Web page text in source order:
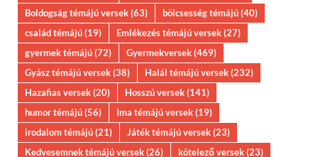
Boldogság témájú versek(63) bölcsesség témájú(40)
család témájú(19) Emlékezés témájú versek(27)
gyermek témájú(72) Gyermekversek(469)
Gyász témájú versek(38) Halál témájú versek(232)
Hazafias versek(20) Hosszú versek(141)
humor témájú(56) Ima témájú versek(19)
irodalom témájú(21) Játék témájú versek(23)
Kedvesemnek témájú versek(26) kötelező versek(23)